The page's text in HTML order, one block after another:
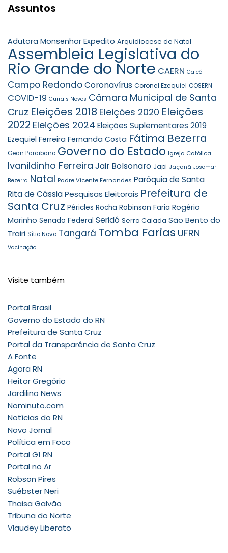
Assuntos
Adutora Monsenhor Expedito Arquidiocese de Natal
Assembleia Legislativa do
Rio Grande do Norte CAERN Caicó
Campo RedondoCoronavírus Coronel Ezequiel COSERN
COVID-19 Currais Novos Câmara Municipal de Santa
Cruz Eleições 2018 Eleições 2020 Eleições
2022 Eleições 2024 Eleições Suplementares 2019
Ezequiel Ferreira Fernanda Costa Fátima Bezerra
Gean Paraibano Governo do Estado Igreja Católica
Ivanildinho Ferreira Jair Bolsonaro Japi Jaçanã Josemar
Bezerra Natal Padre Vicente Fernandes Paróquia de Santa
Rita de CássiaPesquisas Eleitorais Prefeitura de
Santa Cruz Péricles Rocha Robinson Faria Rogério
Marinho Senado Federal Seridó Serra Caiada São Bento do
Trairi Sítio Novo Tangará Tomba Farias UFRN
Vacinação
Visite também
Portal Brasil
Governo do Estado do RN
Prefeitura de Santa Cruz
Portal da Transparência de Santa Cruz
A Fonte
Agora RN
Heitor Gregório
Jardilino News
Nominuto.com
Notícias do RN
Novo Jornal
Política em Foco
Portal G1 RN
Portal no Ar
Robson Pires
Suébster Neri
Thaisa Galvão
Tribuna do Norte
Vlaudey Liberato